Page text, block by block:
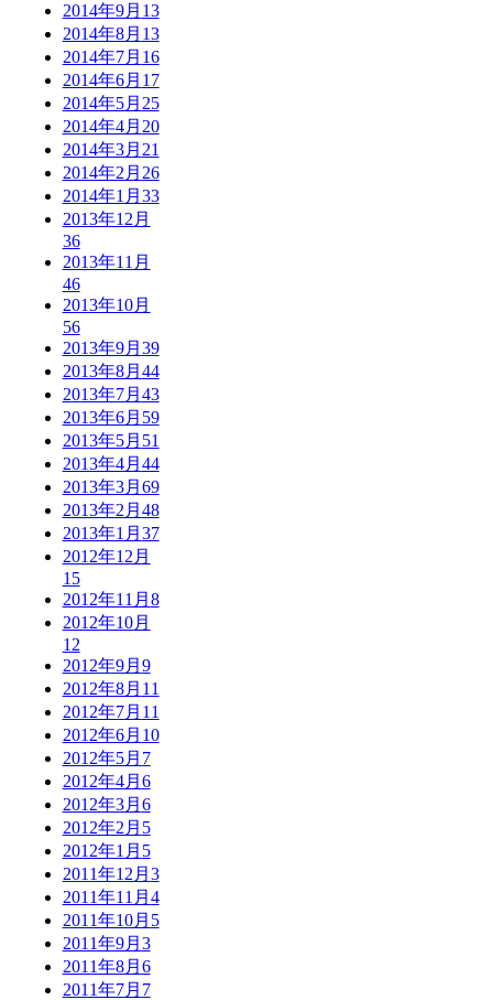
2014年9月 13
2014年8月 13
2014年7月 16
2014年6月 17
2014年5月 25
2014年4月 20
2014年3月 21
2014年2月 26
2014年1月 33
2013年12月
36
2013年11月
46
2013年10月
56
2013年9月 39
2013年8月 44
2013年7月 43
2013年6月 59
2013年5月 51
2013年4月 44
2013年3月 69
2013年2月 48
2013年1月 37
2012年12月
15
2012年11月 8
2012年10月
12
2012年9月 9
2012年8月 11
2012年7月 11
2012年6月 10
2012年5月 7
2012年4月 6
2012年3月 6
2012年2月 5
2012年1月 5
2011年12月 3
2011年11月 4
2011年10月 5
2011年9月 3
2011年8月 6
2011年7月 7